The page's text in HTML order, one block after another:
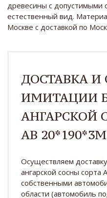
древесины с допустимыми
естественный вид.
Москве с доставкой по
ДОСТАВКА И
ИМИТАЦИИ
АНГАРСКОЙ
АB 20*190*3М
Осуществляем
ангарской сосны сорта
собственными
области (автомобиль